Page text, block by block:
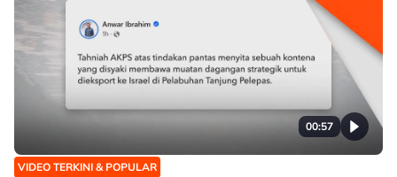
00:57
VIDEO TERKINI & POPULAR